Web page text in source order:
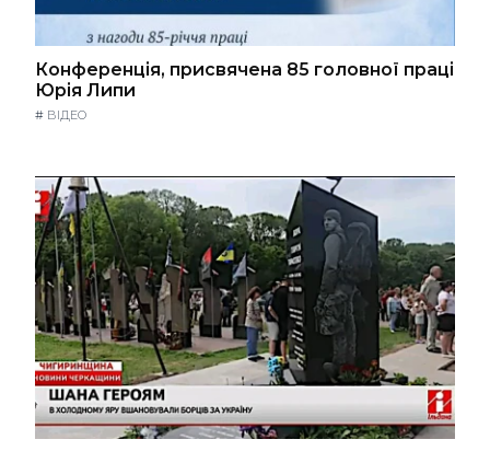
Конференція, присвячена 85 головної праці
Юрія Липи
# ВІДЕО